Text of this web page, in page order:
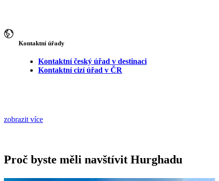
Kontaktní úřady
Kontaktní český úřad v destinaci
Kontaktní cizí úřad v ČR
zobrazit více
Proč byste měli navštívit Hurghadu